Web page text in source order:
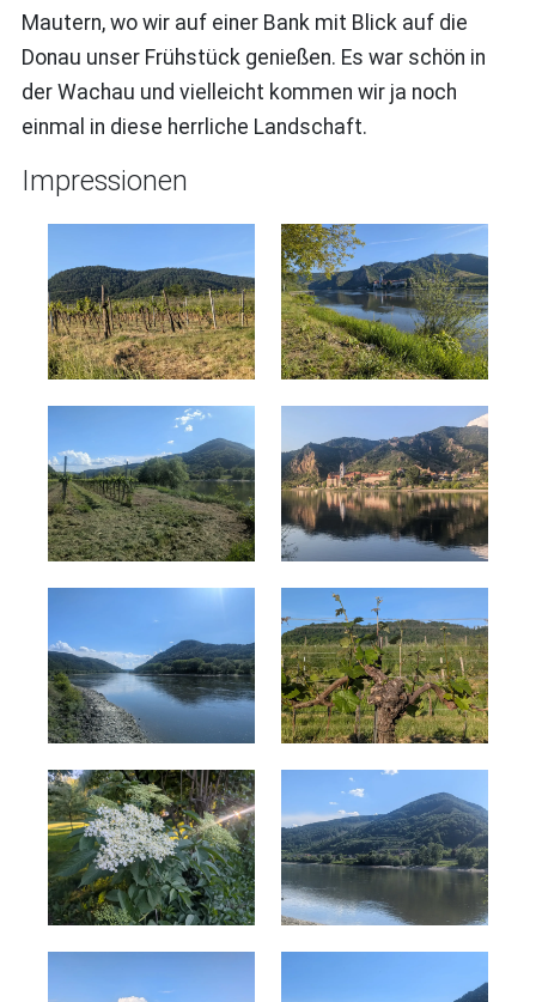
Mautern, wo wir auf einer Bank mit Blick auf die
Donau unser Frühstück genießen. Es war schön in
der Wachau und vielleicht kommen wir ja noch
einmal in diese herrliche Landschaft.
Impressionen